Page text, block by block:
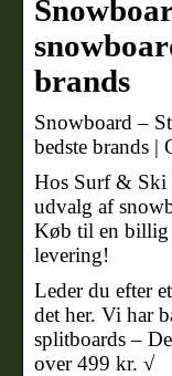
brands
Snowboard –
bedste brands |
Hos Surf & Ski
udvalg af
Køb til en billig
levering!
Leder du efter
det her. Vi har
splitboards –
over 499 kr. √